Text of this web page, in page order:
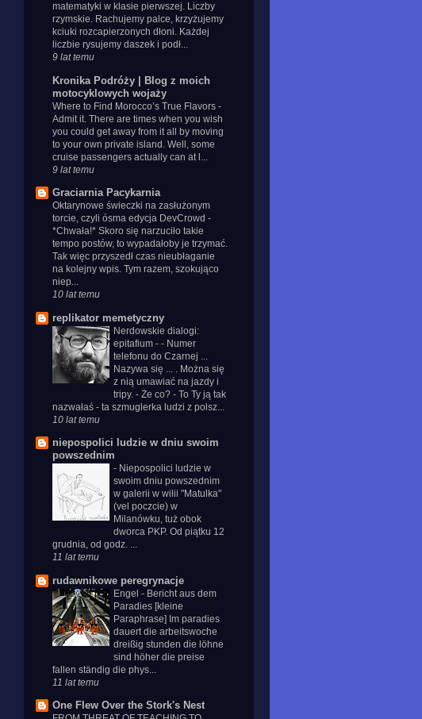
matematyki w klasie pierwszej. Liczby
rzymskie. Rachujemy palce, krzyżujemy
kciuki rozcapierzonych dłoni. Każdej
liczbie rysujemy daszek i podł...
9 lat temu
Kronika Podróży | Blog z moich
motocyklowych wojaży
Where to Find Morocco’s True Flavors -
Admit it. There are times when you wish
you could get away from it all by moving
to your own private island. Well, some
cruise passengers actually can at l...
9 lat temu
Graciarnia Pacykarnia
Oktarynowe świeczki na zasłużonym
torcie, czyli ósma edycja DevCrowd -
*Chwała!* Skoro się narzuciło takie
tempo postów, to wypadałoby je trzymać.
Tak więc przyszedł czas nieubłaganie
na kolejny wpis. Tym razem, szokująco
niep...
10 lat temu
replikator memetyczny
Nerdowskie dialogi:
epitafium - - Numer
telefonu do Czarnej ...
Nazywa się ... . Można się
z nią umawiać na jazdy i
tripy. - Że co? - To Ty ją tak
nazwałaś - ta szmuglerka ludzi z polsz...
10 lat temu
niepospolici ludzie w dniu swoim
powszednim
- Niepospolici ludzie w
swoim dniu powszednim
w galerii w wilii "Matulka"
(vel poczcie) w
Milanówku, tuż obok
dworca PKP. Od piątku 12
grudnia, od godz. ...
11 lat temu
rudawnikowe peregrynacje
Engel - Bericht aus dem
Paradies [kleine
Paraphrase] Im paradies
dauert die arbeitswoche
dreißig stunden die löhne
sind höher die preise
fallen ständig die phys...
11 lat temu
One Flew Over the Stork's Nest